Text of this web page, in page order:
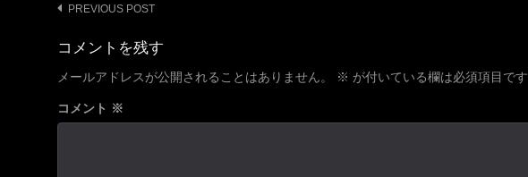
Post
navigation
PREVIOUS POST
コメントを残す
メールアドレスが公開されることはありません。 ※ が付いている欄は必須項目です
コメント ※